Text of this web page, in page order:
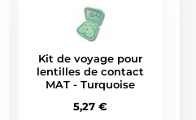
Kit de voyage pour
lentilles de contact
MAT - Turquoise
5,27 €